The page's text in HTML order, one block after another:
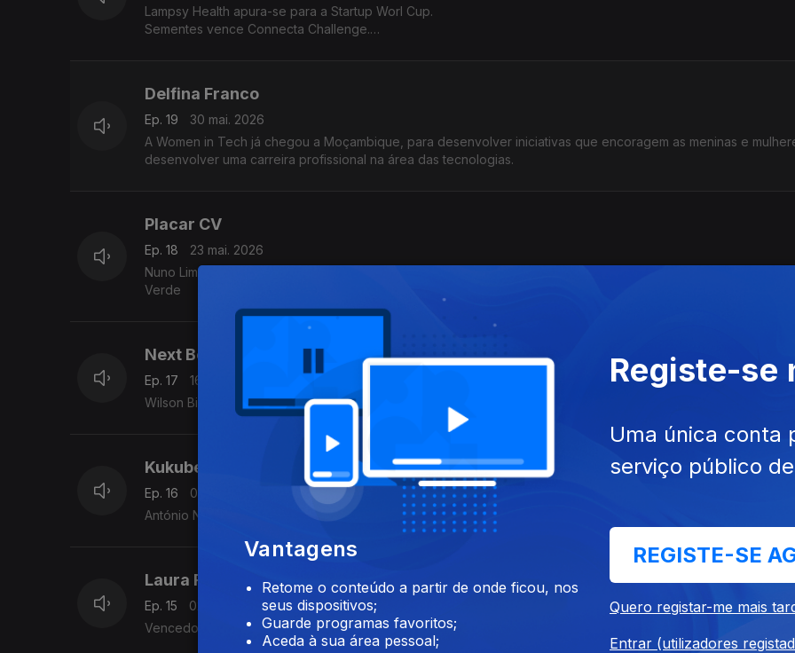
Lampsy Health apura-se para a Startup Worl Cup.
Sementes vence Connecta Challenge.
Delfina Franco
Ep. 19
30 mai. 2026
A Women in Tech já chegou a Moçambique, para desenvolver iniciativas que encoragem as meninas e
desenvolver uma carreira profissional na área das tecnologias.
Placar CV
Ep. 18
23 mai. 2026
Nuno Lima é um dos criadores desta aplicação que pretende disponibilizar toda a informação sobre desporto
Verde
Next Border
Ep. 17
16 mai. 2026
Wilson Bicalho, fundador da Next Border, fala do percurso e do potencial desta plataforma virada para a
Kukubela
Ep. 16
09 mai. 2026
António Nicolau desenvolveu a Kukubela - plataforma angolana de ensino de línguas africanas
Laura Reis
Ep. 15
02 mai. 2026
Vencedora do Prémio Mulheres na Tecnologia nos Cabo Verde Dgital Awards
Vantagens
Retome o conteúdo a partir de onde ficou, nos
seus dispositivos;
Guarde programas favoritos;
Aceda à sua área pessoal;
Registe-se
Uma única conta
serviço público
REGISTE-SE
Quero registar-me mais
Entrar (utilizadores